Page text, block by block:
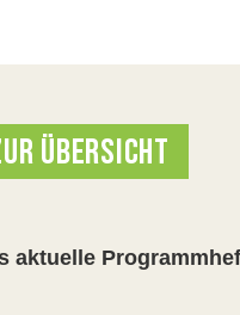
ÜBERSICHT
aktuelle